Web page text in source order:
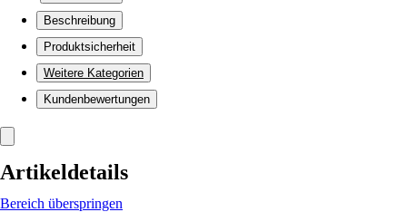
Beschreibung
Produktsicherheit
Weitere Kategorien
Kundenbewertungen
Artikeldetails
Bereich überspringen